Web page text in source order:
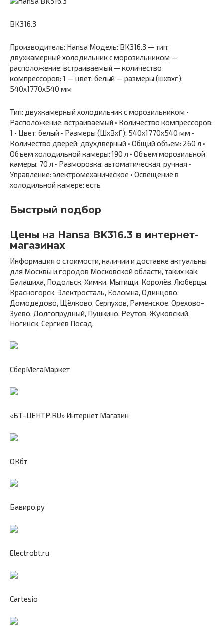
BK316.3
Производитель: Hansa Модель: BK316.3 — тип:
двухкамерный холодильник с морозильником —
расположение: встраиваемый — количество
компрессоров: 1 — цвет: белый — размеры (шxвxг):
540x1770x540 мм
Тип: двухкамерный холодильник с морозильником •
Расположение: встраиваемый • Количество компрессоров:
1 • Цвет: белый • Размеры (ШxВxГ): 540x1770x540 мм •
Количество дверей: двухдверный • Общий объем: 260 л •
Объем холодильной камеры: 190 л • Объем морозильной
камеры: 70 л • Разморозка: автоматическая, ручная •
Управление: электромеханическое • Освещение в
холодильной камере: есть
Быстрый подбор
Цены на Hansa BK316.3 в интернет-
магазинах
Информация о стоимости, наличии и доставке актуальны
для Москвы и городов Московской области, таких как:
Балашиха, Подольск, Химки, Мытищи, Королёв, Люберцы,
Красногорск, Электросталь, Коломна, Одинцово,
Домодедово, Щёлково, Серпухов, Раменское, Орехово-
Зуево, Долгопрудный, Пушкино, Реутов, Жуковский,
Ногинск, Сергиев Посад.
СберМегаМаркет
«БТ-ЦЕНТР.RU» Интернет Магазин
ОКбт
Бавиро.ру
Electrobt.ru
Cartesio